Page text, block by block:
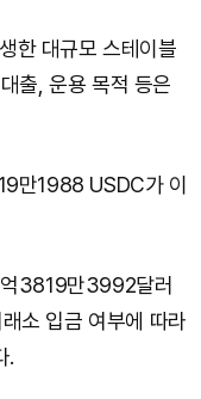
한 대규모 스테이블
출, 운용 목적 등은
만1988 USDC가 이
억3819만3992달러
소 입금 여부에 따라
.